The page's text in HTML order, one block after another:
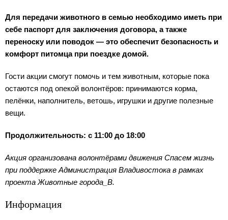
Для передачи животного в семью необходимо иметь при
себе паспорт для заключения договора, а также
переноску или поводок — это обеспечит безопасность и
комфорт питомца при поездке домой.
Гости акции смогут помочь и тем животным, которые пока
остаются под опекой волонтёров: принимаются корма,
пелёнки, наполнитель, ветошь, игрушки и другие полезные
вещи.
Продолжительность: с 11:00 до 18:00
Акция организована волонтёрами движения Спасем жизнь
при поддержке Администрация Владивостока в рамках
проекта Животные города_В.
Информация